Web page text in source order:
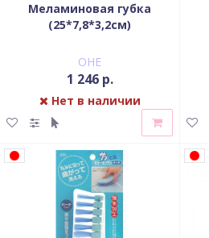
Меламиновая губка
(25*7,8*3,2см)
OHE
1 246 р.
Нет в наличии